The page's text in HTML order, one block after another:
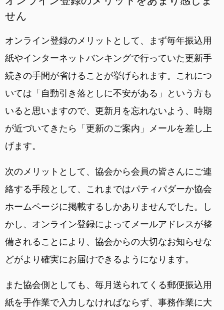
せん
オンライン登録のメリットとして、まず毎年振込用
紙やインターネットバンキングで行っていた更新手
続きの手間が省けることが挙げられます。これにつ
いては「自動引き落としに不安がある」という方も
いると思いますので、更新月を忘れないよう、時期
が近づいてきたら「更新のご案内」メールを差し上
げます。
次のメリットとして、協会から会員の皆さんにご連
絡する手段として、これまではパティパダーか協会
ホームページに掲載するしかありませんでした。し
かし、オンライン登録によってメールアドレスが整
備されることにより、協会からの大切なお知らせな
どがより確実にお届けできるようになります。
また協会側としても、毎月送られてくる郵便振込用
紙を手作業で入力しなければならず、事務作業に大